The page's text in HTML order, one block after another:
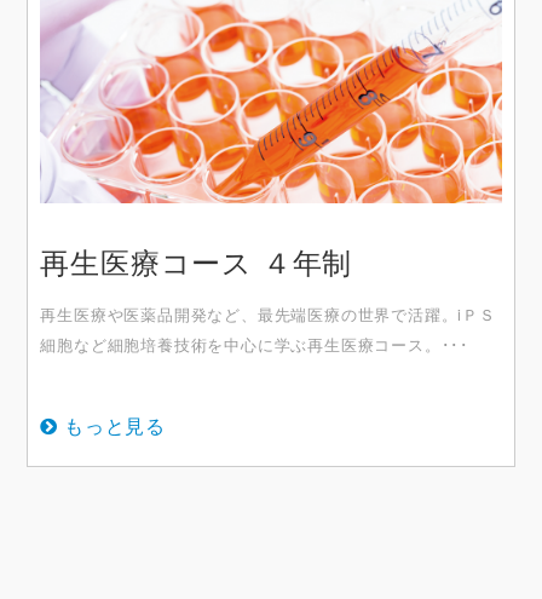
再生医療コース ４年制
再生医療や医薬品開発など、最先端医療の世界で活躍。iＰＳ
細胞など細胞培養技術を中心に学ぶ再生医療コース。･･･
もっと見る